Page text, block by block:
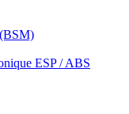
ESP / ABS